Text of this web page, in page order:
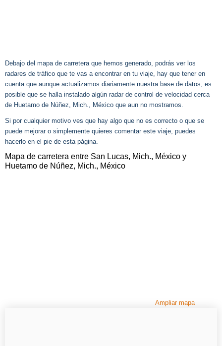
Debajo del mapa de carretera que hemos generado, podrás ver los
radares de tráfico que te vas a encontrar en tu viaje, hay que tener en
cuenta que aunque actualizamos diariamente nuestra base de datos, es
posible que se halla instalado algún radar de control de velocidad cerca
de Huetamo de Núñez, Mich., México que aun no mostramos.
Si por cualquier motivo ves que hay algo que no es correcto o que se
puede mejorar o simplemente quieres comentar este viaje, puedes
hacerlo en el pie de esta página.
Mapa de carretera entre San Lucas, Mich., México y
Huetamo de Núñez, Mich., México
Ampliar mapa